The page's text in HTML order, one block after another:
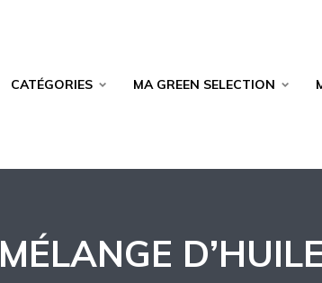
CATÉGORIES MA GREEN SELECTION
MÉLANGE